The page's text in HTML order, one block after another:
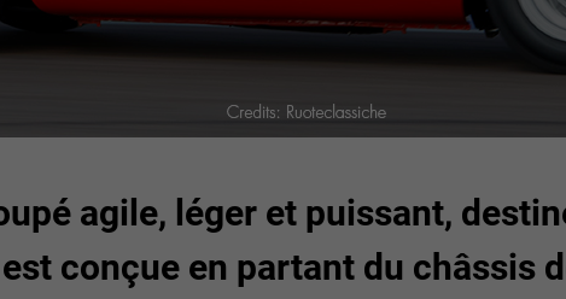
agile, léger et puissant,
conçue en partant du châssis